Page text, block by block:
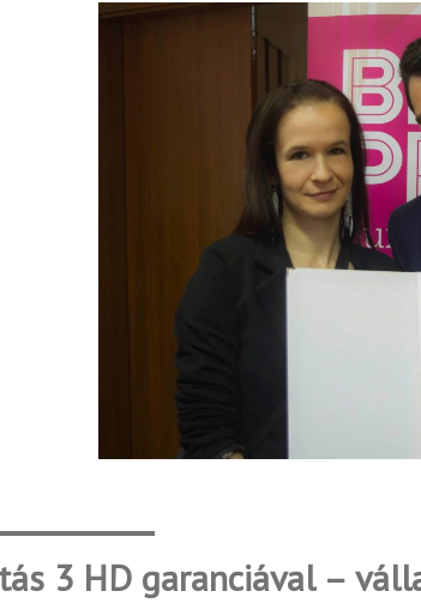
3 HD garanciával –